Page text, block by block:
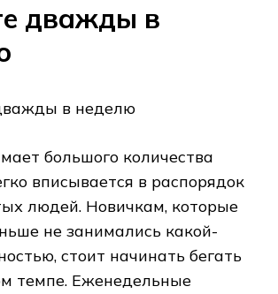
дважды в
большого количества
вписывается в распорядок
людей. Новичкам, которые
не занимались какой-
стоит начинать бегать
темпе. Еженедельные